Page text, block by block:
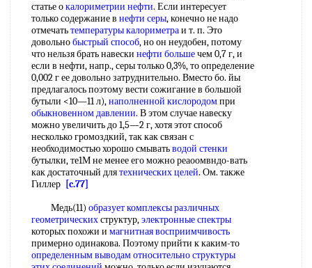
статье окалориметрии нефти. Если интересует
только содержание в нефти серы, конечно не надо
отмечатьтемпературы калориметраи т. п. Это
довольнобыстрый способ, но он неудобен, потому
что нельзя брать навески нефти большечем 0,7 г, и
если в нефти, напр., серы только 0,3%, то определение
0,002 г ее довольно затруднительно. Вместо бо. йы
предлагалось поэтому вести сожигание в большой
бутыли <10—11 л),наполненной кислородомпри
обыкновенном давлении. В этом случае навеску
можно увеличить до 1,5—2 г, хотя этот способ
несколько громоздкий, так как связан с
необходимостью хорошо смыватьводой стенки
бутылки, те1М не менее его можно реаоомвндо-вать
как достаточный длятехнических целей. Ом. также
Гиллер [c.77]
Медь(11) образует комплексыразличных
геометрическихструктур,электронные спектры
которых похожи и магнитная восприимчивость
примерно одинакова. Поэтому прийти к каким-то
определенным выводамотносительно структуры